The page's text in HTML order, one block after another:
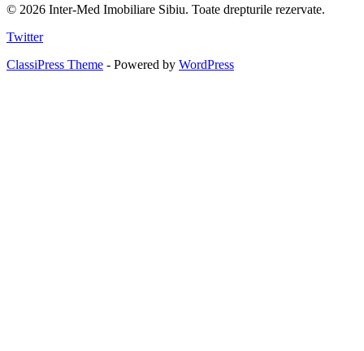
© 2026 Inter-Med Imobiliare Sibiu. Toate drepturile rezervate.
Twitter
ClassiPress Theme - Powered by WordPress